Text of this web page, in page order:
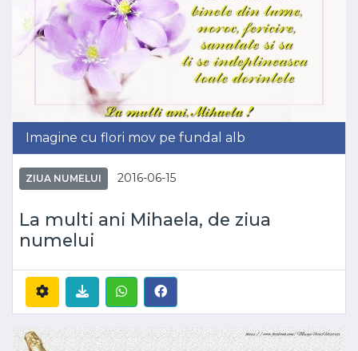
Imagine cu flori mov pe fundal alb
ZIUA NUMELUI 2016-06-15
La multi ani Mihaela, de ziua
numelui